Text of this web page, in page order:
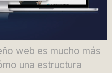
web es mucho más
una estructura